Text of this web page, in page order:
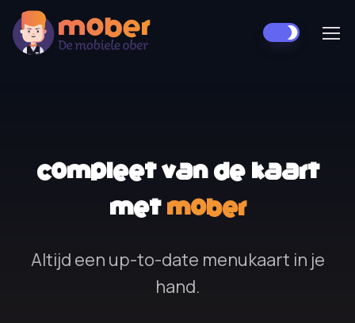
Compleet van de kaart
metMober
Altijd een up-to-date menukaart in je
hand.